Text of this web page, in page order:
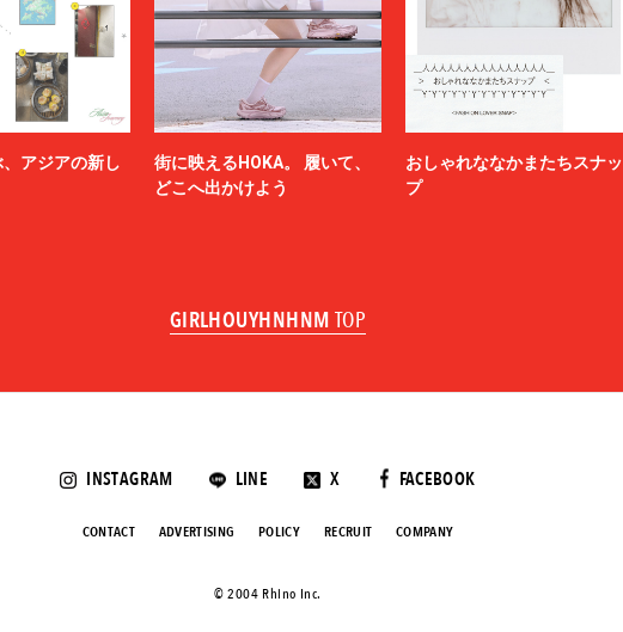
アジアの新し
街に映えるHOKA。 履いて、
どこへ出かけよう
おしゃれななかまたちスナッ
プ
GIRLHOUYHNHNM TOP
INSTAGRAM LINE X FACEBOOK
CONTACT ADVERTISING POLICY RECRUIT COMPANY
©️ 2004 Rhino Inc.